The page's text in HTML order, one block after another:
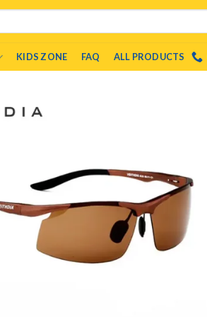
KIDS ZONE FAQ ALL PRODUCTS